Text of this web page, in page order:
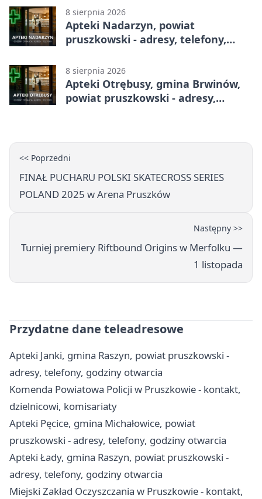
8 sierpnia 2026
Apteki Nadarzyn, powiat
pruszkowski - adresy, telefony,
8 sierpnia 2026
Apteki Otrębusy, gmina Brwinów,
powiat pruszkowski - adresy,
<< Poprzedni
FINAŁ PUCHARU POLSKI SKATECROSS SERIES
POLAND 2025 w Arena Pruszków
Następny >>
Turniej premiery Riftbound Origins w Merfolku —
1 listopada
Przydatne dane teleadresowe
Apteki Janki, gmina Raszyn, powiat pruszkowski -
adresy, telefony, godziny otwarcia
Komenda Powiatowa Policji w Pruszkowie - kontakt,
dzielnicowi, komisariaty
Apteki Pęcice, gmina Michałowice, powiat
pruszkowski - adresy, telefony, godziny otwarcia
Apteki Łady, gmina Raszyn, powiat pruszkowski -
adresy, telefony, godziny otwarcia
Miejski Zakład Oczyszczania w Pruszkowie - kontakt,